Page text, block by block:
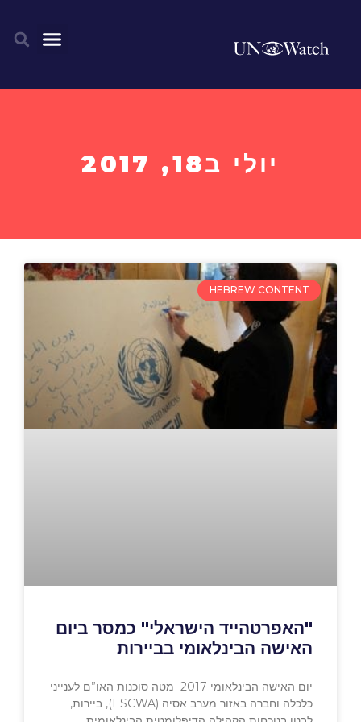
יולי ב18, 2017
HEBREW CONTENT
"האפרטהייד הישראלי" כמסר ביום
האישה הבינלאומי בביירות
יום האישה הבינלאומי 2017 מטה סוכנות האו”ם לענייני
כלכלה וחברה באזור מערב אסיה (ESCWA), ביירות,